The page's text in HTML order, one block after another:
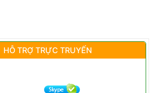
HỖ TRỢ TRỰC TRUYẾN